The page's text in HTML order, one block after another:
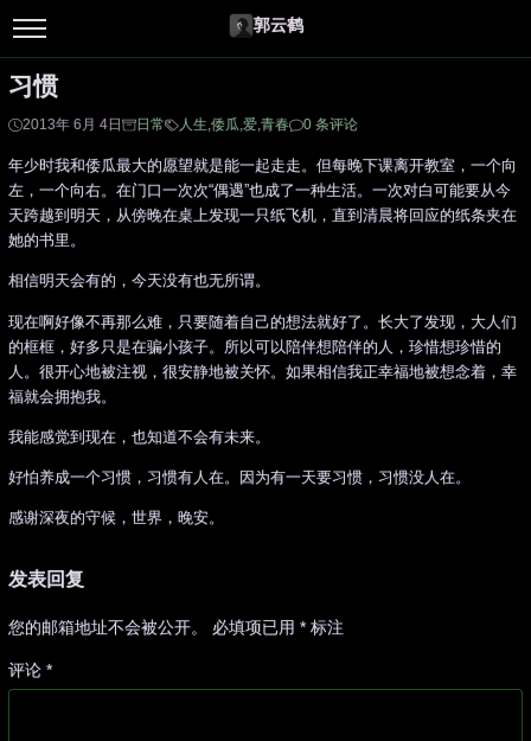
郭云鹤
习惯
2013年 6月 4日 日常 人生,倭瓜,爱,青春 0 条评论
年少时我和倭瓜最大的愿望就是能一起走走。但每晚下课离开教室，一个向
左，一个向右。在门口一次次“偶遇”也成了一种生活。一次对白可能要从今
天跨越到明天，从傍晚在桌上发现一只纸飞机，直到清晨将回应的纸条夹在
她的书里。
相信明天会有的，今天没有也无所谓。
现在啊好像不再那么难，只要随着自己的想法就好了。长大了发现，大人们
的框框，好多只是在骗小孩子。所以可以陪伴想陪伴的人，珍惜想珍惜的
人。很开心地被注视，很安静地被关怀。如果相信我正幸福地被想念着，幸
福就会拥抱我。
我能感觉到现在，也知道不会有未来。
好怕养成一个习惯，习惯有人在。因为有一天要习惯，习惯没人在。
感谢深夜的守候，世界，晚安。
发表回复
您的邮箱地址不会被公开。 必填项已用 * 标注
评论 *